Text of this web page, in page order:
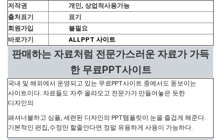
저작권
개인, 상업적사용가능
출처표기
표기
회원가입
불필요
바로가기
ALLPPT 사이트
판매하는 자료처럼 전문가스러운 자료가 가득
한 무료PPT사이트
국내 및 해외에서 운영되고 있는 무료PPT사이트 중에서도 돋보이는
사이트이다. 자료들도 자주 올라오고 전문가가 만들어놓은 듯한
디자인의
패셔너블하고 심플, 세련된 디자인의 PPT템플릿이 눈을 즐겁게 해준다.
기본적인 편집,수정만 할줄안다면 정말 유용하게 사용이 가능하다.